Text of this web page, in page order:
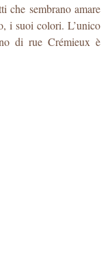
che sembrano amare
i suoi colori. L’unico
di rue Crémieux è